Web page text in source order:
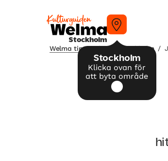
Stockholm
Stockholm
Klicka ovan för
att byta område
Welma tipsar / Jul i Stockholm /